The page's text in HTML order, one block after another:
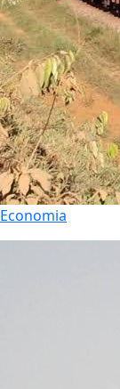
Economia